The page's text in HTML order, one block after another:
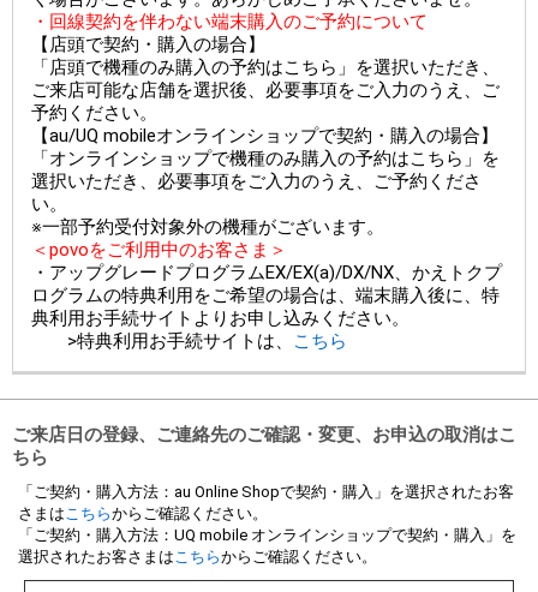
・回線契約を伴わない端末購入のご予約について
【店頭で契約・購入の場合】
「店頭で機種のみ購入の予約はこちら」を選択いただき、
ご来店可能な店舗を選択後、必要事項をご入力のうえ、ご
予約ください。
【au/UQ mobileオンラインショップで契約・購入の場合】
「オンラインショップで機種のみ購入の予約はこちら」を
選択いただき、必要事項をご入力のうえ、ご予約くださ
い。
※一部予約受付対象外の機種がございます。
＜povoをご利用中のお客さま＞
・アップグレードプログラムEX/EX(a)/DX/NX、かえトクプ
ログラムの特典利用をご希望の場合は、端末購入後に、特
典利用お手続サイトよりお申し込みください。
>特典利用お手続サイトは、
こちら
ご来店日の登録、ご連絡先のご確認・変更、お申込の取消はこ
ちら
「ご契約・購入方法：au Online Shopで契約・購入」を選択されたお客
さまはこちらからご確認ください。
「ご契約・購入方法：UQ mobile オンラインショップで契約・購入」を
選択されたお客さまはこちらからご確認ください。